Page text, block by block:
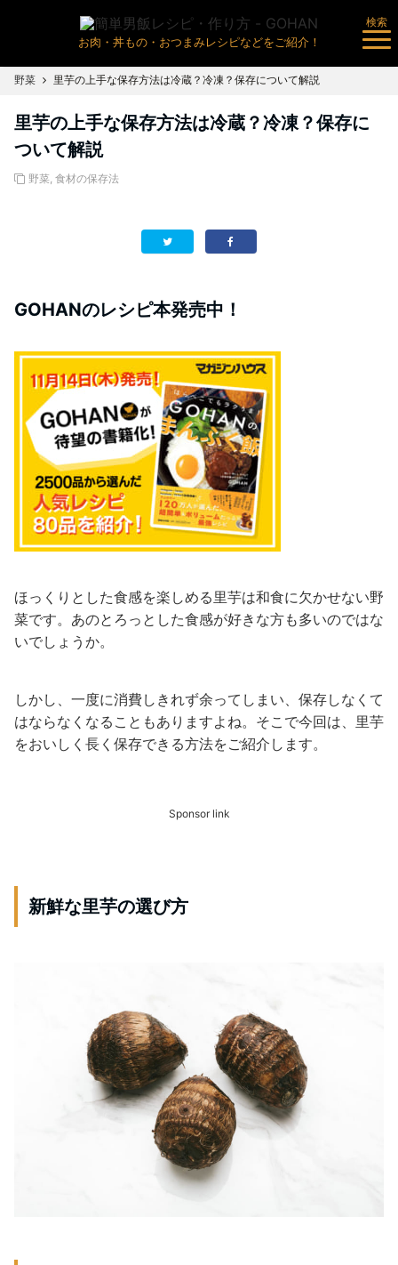
お肉・丼もの・おつまみレシピなどをご紹介！
検索
野菜 里芋の上手な保存方法は冷蔵？冷凍？保存について解説
里芋の上手な保存方法は冷蔵？冷凍？保存に
ついて解説
野菜, 食材の保存法
GOHANのレシピ本発売中！
ほっくりとした食感を楽しめる里芋は和食に欠かせない野
菜です。あのとろっとした食感が好きな方も多いのではな
いでしょうか。
しかし、一度に消費しきれず余ってしまい、保存しなくて
はならなくなることもありますよね。そこで今回は、里芋
をおいしく長く保存できる方法をご紹介します。
Sponsor link
新鮮な里芋の選び方